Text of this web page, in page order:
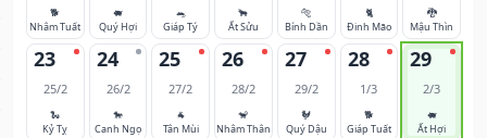
🐕
Nhâm Tuất
🐖
Quý Hợi
🐀
Giáp Tý
🐂
Ất Sửu
🐅
Bính Dần
🐈
Đinh Mão
🐉
Mậu Thìn
23
25/2
🐍
Kỷ Tỵ
24
26/2
🐎
Canh Ngọ
25
27/2
🐐
Tân Mùi
26
28/2
🐒
Nhâm Thân
27
29/2
🐓
Quý Dậu
28
1/3
🐕
Giáp Tuất
29
2/3
🐖
Ất Hợi